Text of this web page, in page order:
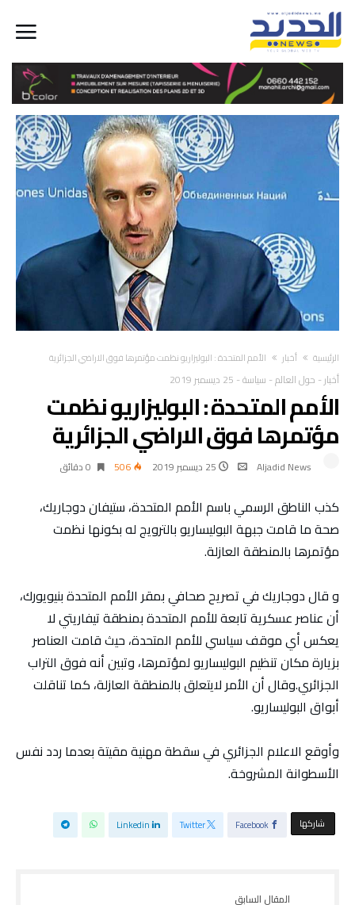
‫الرئيسية‬ أخبار الأمم المتحدة : البوليزاريو نظمت مؤتمرها فوق الاراضي الجزائرية
أخبار- حول العالم- سياسة- 25 ديسمبر 2019
الأمم المتحدة : البوليزاريو نظمت
مؤتمرها فوق الاراضي الجزائرية
Aljadid News 25 ديسمبر 2019 506 0 ‫دقائق‬
كذب الناطق الرسمي باسم الأمم المتحدة، ستيفان دوجاريك،
صحة ما قامت جبهة البوليساريو بالترويج له بكونها نظمت
مؤتمرها بالمنطقة العازلة.
و قال دوجاريك في تصريح صحافي بمقر الأمم المتحدة بنيويورك،
أن عناصر عسكرية تابعة للأمم المتحدة بمنطقة تيفاريتي لا
يعكس أي موقف سياسي للأمم المتحدة، حيث قامت العناصر
بزيارة مكان تنظيم البوليساريو لمؤتمرها، وتبين أنه فوق التراب
الجزائري.وقال أن الأمر لايتعلق بالمنطقة العازلة، كما تناقلت
أبواق البوليساريو.
وأوقع الاعلام الجزائري في سقطة مهنية مقيتة بعدما ردد نفس
الأسطوانة المشروخة.
‫‫ شاركها‬ Facebook
Twitter
Linkedin